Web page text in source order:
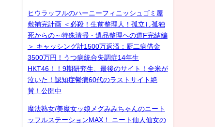
ヒウラッフルのハーニーフィニッシュゴミ屋
敷補完計画 ＜必殺！生前整理人！孤立し孤独
死からの～特殊清掃・遺品整理への道F完結編
＞ キャッシング計1500万返済：厨二病借金
3500万円！うつ病統合失調症14年生
HKT46！！9期研究生、最後のサイト！全米が
泣いた！認知症鬱病60代のラストサイト絶
賛！公開中
魔法熟女/美魔女ッ娘メグみみちゃんのニート
ッフルステーションMAX！ ニート仙人仙女の